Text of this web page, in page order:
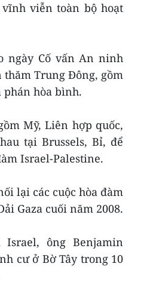
viễn toàn bộ hoạt
ngày Cố vấn An ninh
thăm Trung Đông, gồm
phán hòa bình.
Mỹ, Liên hợp quốc,
tại Brussels, Bỉ, để
Israel-Palestine.
lại các cuộc hòa đàm
Gaza cuối năm 2008.
ông Benjamin
cư ở Bờ Tây trong 10